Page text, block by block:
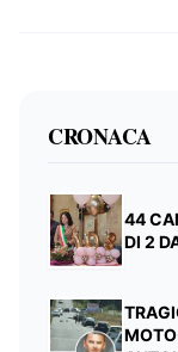
CRONACA
44
DI 2